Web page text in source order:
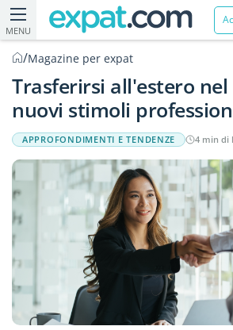
MENU
/Magazine per expat
Trasferirsi all'estero nel
nuovi stimoli
APPROFONDIMENTI E TENDENZE 4 min di